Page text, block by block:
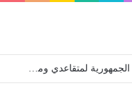
إشادة قوية بالعناية التي يوليها رئيس الجمهورية لمتقاعدي ومعطوبي وكبار جرحى الجيش الوطني الشعبي